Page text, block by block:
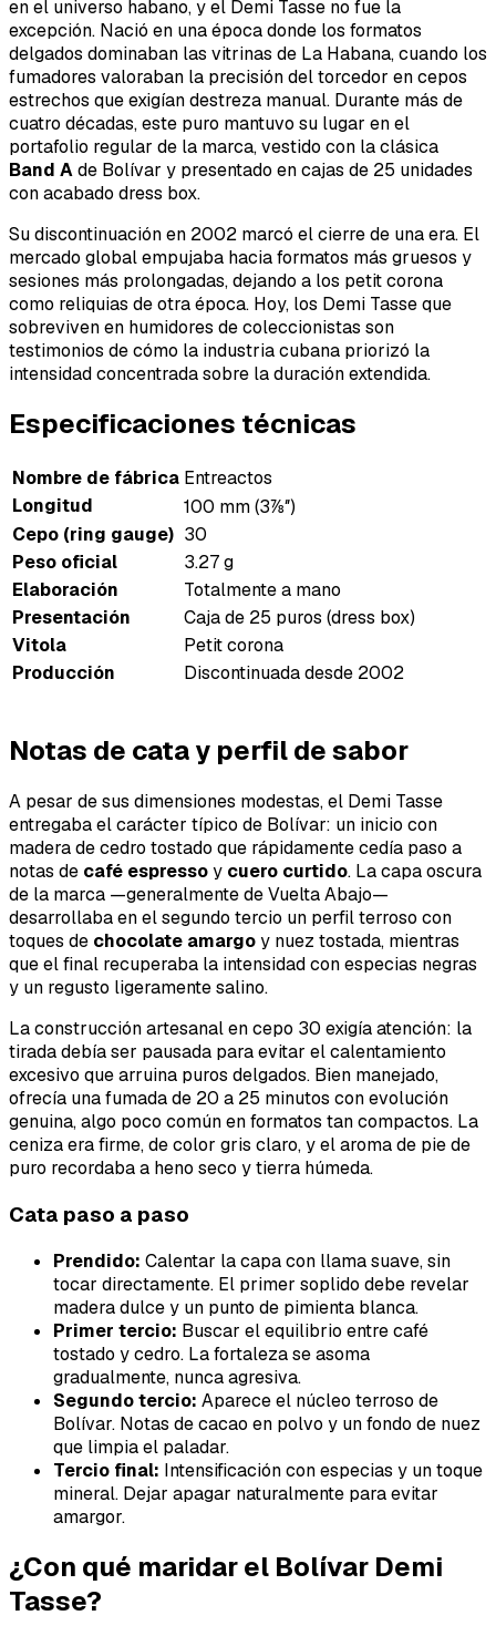
en el universo habano, y el Demi Tasse no fue la
excepción. Nació en una época donde los formatos
delgados dominaban las vitrinas de La Habana, cuando los
fumadores valoraban la precisión del torcedor en cepos
estrechos que exigían destreza manual. Durante más de
cuatro décadas, este puro mantuvo su lugar en el
portafolio regular de la marca, vestido con la clásica
Band Ade Bolívar y presentado en cajas de 25 unidades
con acabado dress box.
Su discontinuación en 2002 marcó el cierre de una era. El
mercado global empujaba hacia formatos más gruesos y
sesiones más prolongadas, dejando a los petit corona
como reliquias de otra época. Hoy, los Demi Tasse que
sobreviven en humidores de coleccionistas son
testimonios de cómo la industria cubana priorizó la
intensidad concentrada sobre la duración extendida.
Especificaciones técnicas
Nombre de fábrica Entreactos
Longitud
100 mm (3⅞″)
Cepo (ring gauge) 30
Peso oficial
3.27 g
Elaboración
Totalmente a mano
Presentación
Caja de 25 puros (dress box)
Vitola
Petit corona
Producción
Discontinuada desde 2002
Notas de cata y perfil de sabor
A pesar de sus dimensiones modestas, el Demi Tasse
entregaba el carácter típico de Bolívar: un inicio con
madera de cedro tostado que rápidamente cedía paso a
notas de café espressoy cuero curtido. La capa oscura
de la marca —generalmente de Vuelta Abajo—
desarrollaba en el segundo tercio un perfil terroso con
toques de chocolate amargoy nuez tostada, mientras
que el final recuperaba la intensidad con especias negras
y un regusto ligeramente salino.
La construcción artesanal en cepo 30 exigía atención: la
tirada debía ser pausada para evitar el calentamiento
excesivo que arruina puros delgados. Bien manejado,
ofrecía una fumada de 20 a 25 minutos con evolución
genuina, algo poco común en formatos tan compactos. La
ceniza era firme, de color gris claro, y el aroma de pie de
puro recordaba a heno seco y tierra húmeda.
Cata paso a paso
Prendido: Calentar la capa con llama suave, sin
tocar directamente. El primer soplido debe revelar
madera dulce y un punto de pimienta blanca.
Primer tercio: Buscar el equilibrio entre café
tostado y cedro. La fortaleza se asoma
gradualmente, nunca agresiva.
Segundo tercio: Aparece el núcleo terroso de
Bolívar. Notas de cacao en polvo y un fondo de nuez
que limpia el paladar.
Tercio final: Intensificación con especias y un toque
mineral. Dejar apagar naturalmente para evitar
amargor.
¿Con qué maridar el Bolívar Demi
Tasse?